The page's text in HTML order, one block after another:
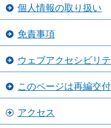
個人情報の取り扱い
免責事項
ウェブアクセシビリ
このページは再編交
アクセス